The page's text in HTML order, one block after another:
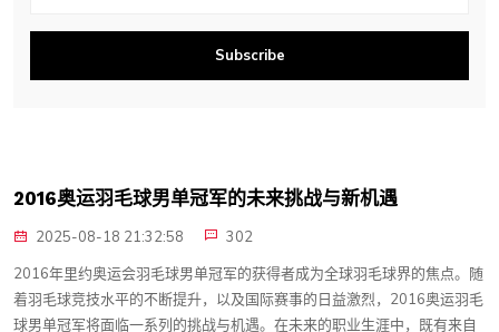
Subscribe
2016奥运羽毛球男单冠军的未来挑战与新机遇
2025-08-18 21:32:58
302
2016年里约奥运会羽毛球男单冠军的获得者成为全球羽毛球界的焦点。随
着羽毛球竞技水平的不断提升，以及国际赛事的日益激烈，2016奥运羽毛
球男单冠军将面临一系列的挑战与机遇。在未来的职业生涯中，既有来自